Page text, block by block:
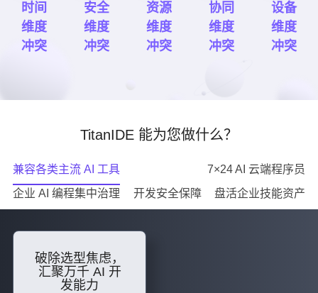
时间
维度
冲突
安全
维度
冲突
资源
维度
冲突
协同
维度
冲突
设备
维度
冲突
TitanIDE 能为您做什么？
兼容各类主流 AI 工具
7×24 AI 云端程序员
企业 AI 编程集中治理
开发安全保障 盘活企业技能资产
破除选型焦虑，
汇聚万千 AI 开
发能力